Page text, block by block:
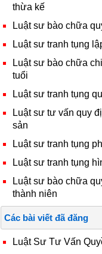
thừa kế
Luật sư bào chữa
Luật sư tranh tụng
Luật sư bào chữa
tuổi
Luật sư tranh tụng
Luật sư tư vấn quy
sản
Luật sư tranh tụng
Luật sư tranh tụng
Luật sư bào chữa
thành niên
Các bài viết đã đăng
Luật Sư Tư Vấn